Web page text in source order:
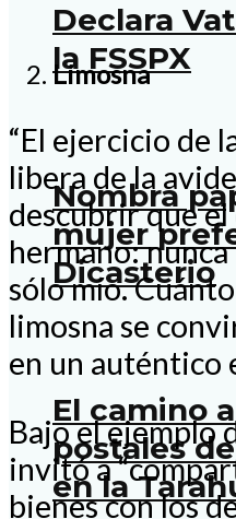
Declara
la FSSPX
Nombra
mujer
Dicasterio
El camino
postales
en la
Limosna
“El ejercicio de
libera de la
descubrir que
hermano:
sólo mío.
limosna se
en un auténtico
Bajo el ejemplo
invitó a
bienes con los